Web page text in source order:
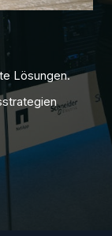
Lösungen.